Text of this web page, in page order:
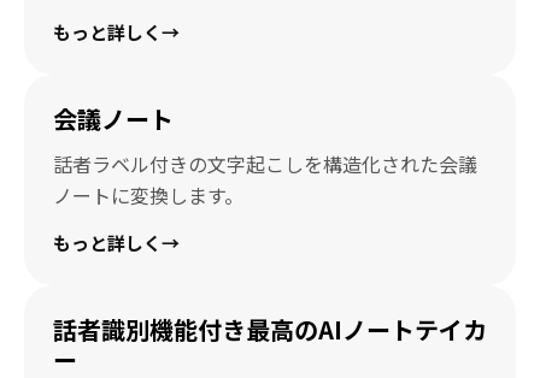
もっと詳しく→
会議ノート
話者ラベル付きの文字起こしを構造化された会議
ノートに変換します。
もっと詳しく→
話者識別機能付き最高のAIノートテイカ
ー